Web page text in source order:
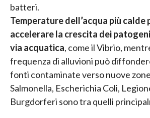
batteri.
Temperature dell’acqua più calde
accelerare la crescita dei
via acquatica, come il Vibrio,
frequenza di alluvioni può
fonti contaminate verso nuove
Salmonella, Escherichia Coli,
Burgdorferi sono tra quelli